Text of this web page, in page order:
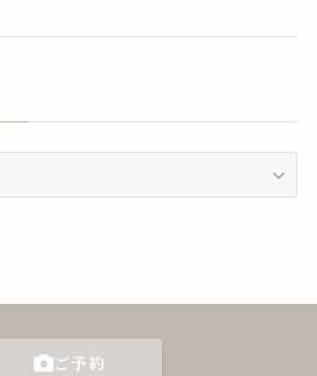
ご予約